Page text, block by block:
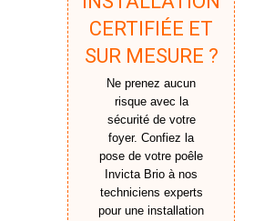
CERTIFIÉE ET
SUR MESURE ?
Ne prenez aucun
risque avec la
sécurité de votre
foyer. Confiez la
pose de votre poêle
Invicta Brio à nos
techniciens experts
pour une installation